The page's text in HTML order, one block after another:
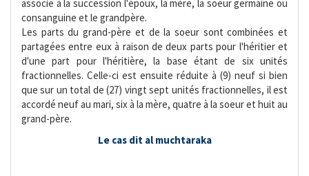
associe à la succession l'époux, la mère, la soeur germaine ou
consanguine et le grandpère.
Les parts du grand-père et de la soeur sont combinées et
partagées entre eux à raison de deux parts pour l'héritier et
d'une part pour l'héritière, la base étant de six unités
fractionnelles. Celle-ci est ensuite réduite à (9) neuf si bien
que sur un total de (27) vingt sept unités fractionnelles, il est
accordé neuf au mari, six à la mère, quatre à la soeur et huit au
grand-père.
Le cas dit al muchtaraka